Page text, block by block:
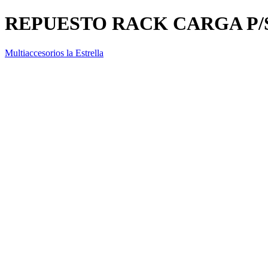
REPUESTO RACK CARGA
Multiaccesorios la Estrella